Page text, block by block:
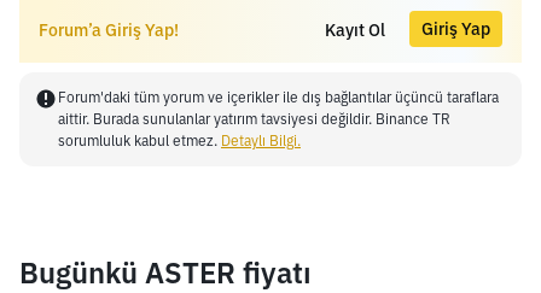
Forum’a Giriş Yap! Kayıt Ol Giriş Yap
Forum'daki tüm yorum ve içerikler ile dış bağlantılar üçüncü taraflara
aittir. Burada sunulanlar yatırım tavsiyesi değildir. Binance TR
sorumluluk kabul etmez. Detaylı Bilgi.
Bugünkü ASTER fiyatı